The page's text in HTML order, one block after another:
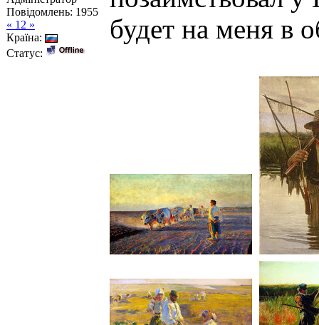
Повідомлень: 1955
« 12 »
Країна:
Статус:
будет на меня в